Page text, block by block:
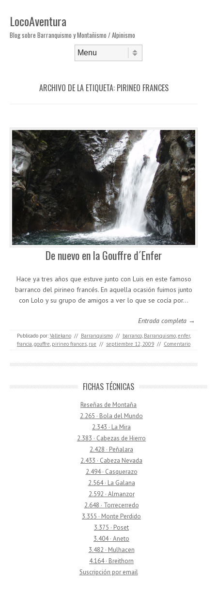
LocoAventura
Blog sobre Barranquismo y Montañismo / Alpinismo
ARCHIVO DE LA ETIQUETA: PIRINEO FRANCES
De nuevo en la Gouffre d´Enfer
Hace ya tres años que estuve junto con Luis en este famoso
barranco del pirineo francés. En aquella ocasión fuimos junto
con Lolo y su grupo de amigos a ver lo que se cocía por…
Entrada completa →
Publicado por: Vallekano // Barranquismo // barranco, Barranquismo, enfer,
francia gouffre pirineo frances rue // septiembre 12, 2009 // Comentario
FICHAS TÉCNICAS
Reseñas de Montaña
2.265 · Bola del Mundo
2.343 · La Mira
2.383 · Cabezas de Hierro
2.428 · Peñalara
2.433 · Cabeza Nevada
2.494 · Casquerazo
2.564 · La Galana
2.592 · Almanzor
2.648 · Torrecerredo
3.355 · Monte Perdido
3.375 · Poset
3.404 · Aneto
3.482 · Mulhacen
4.164 · Breithorn
Suscripción por email